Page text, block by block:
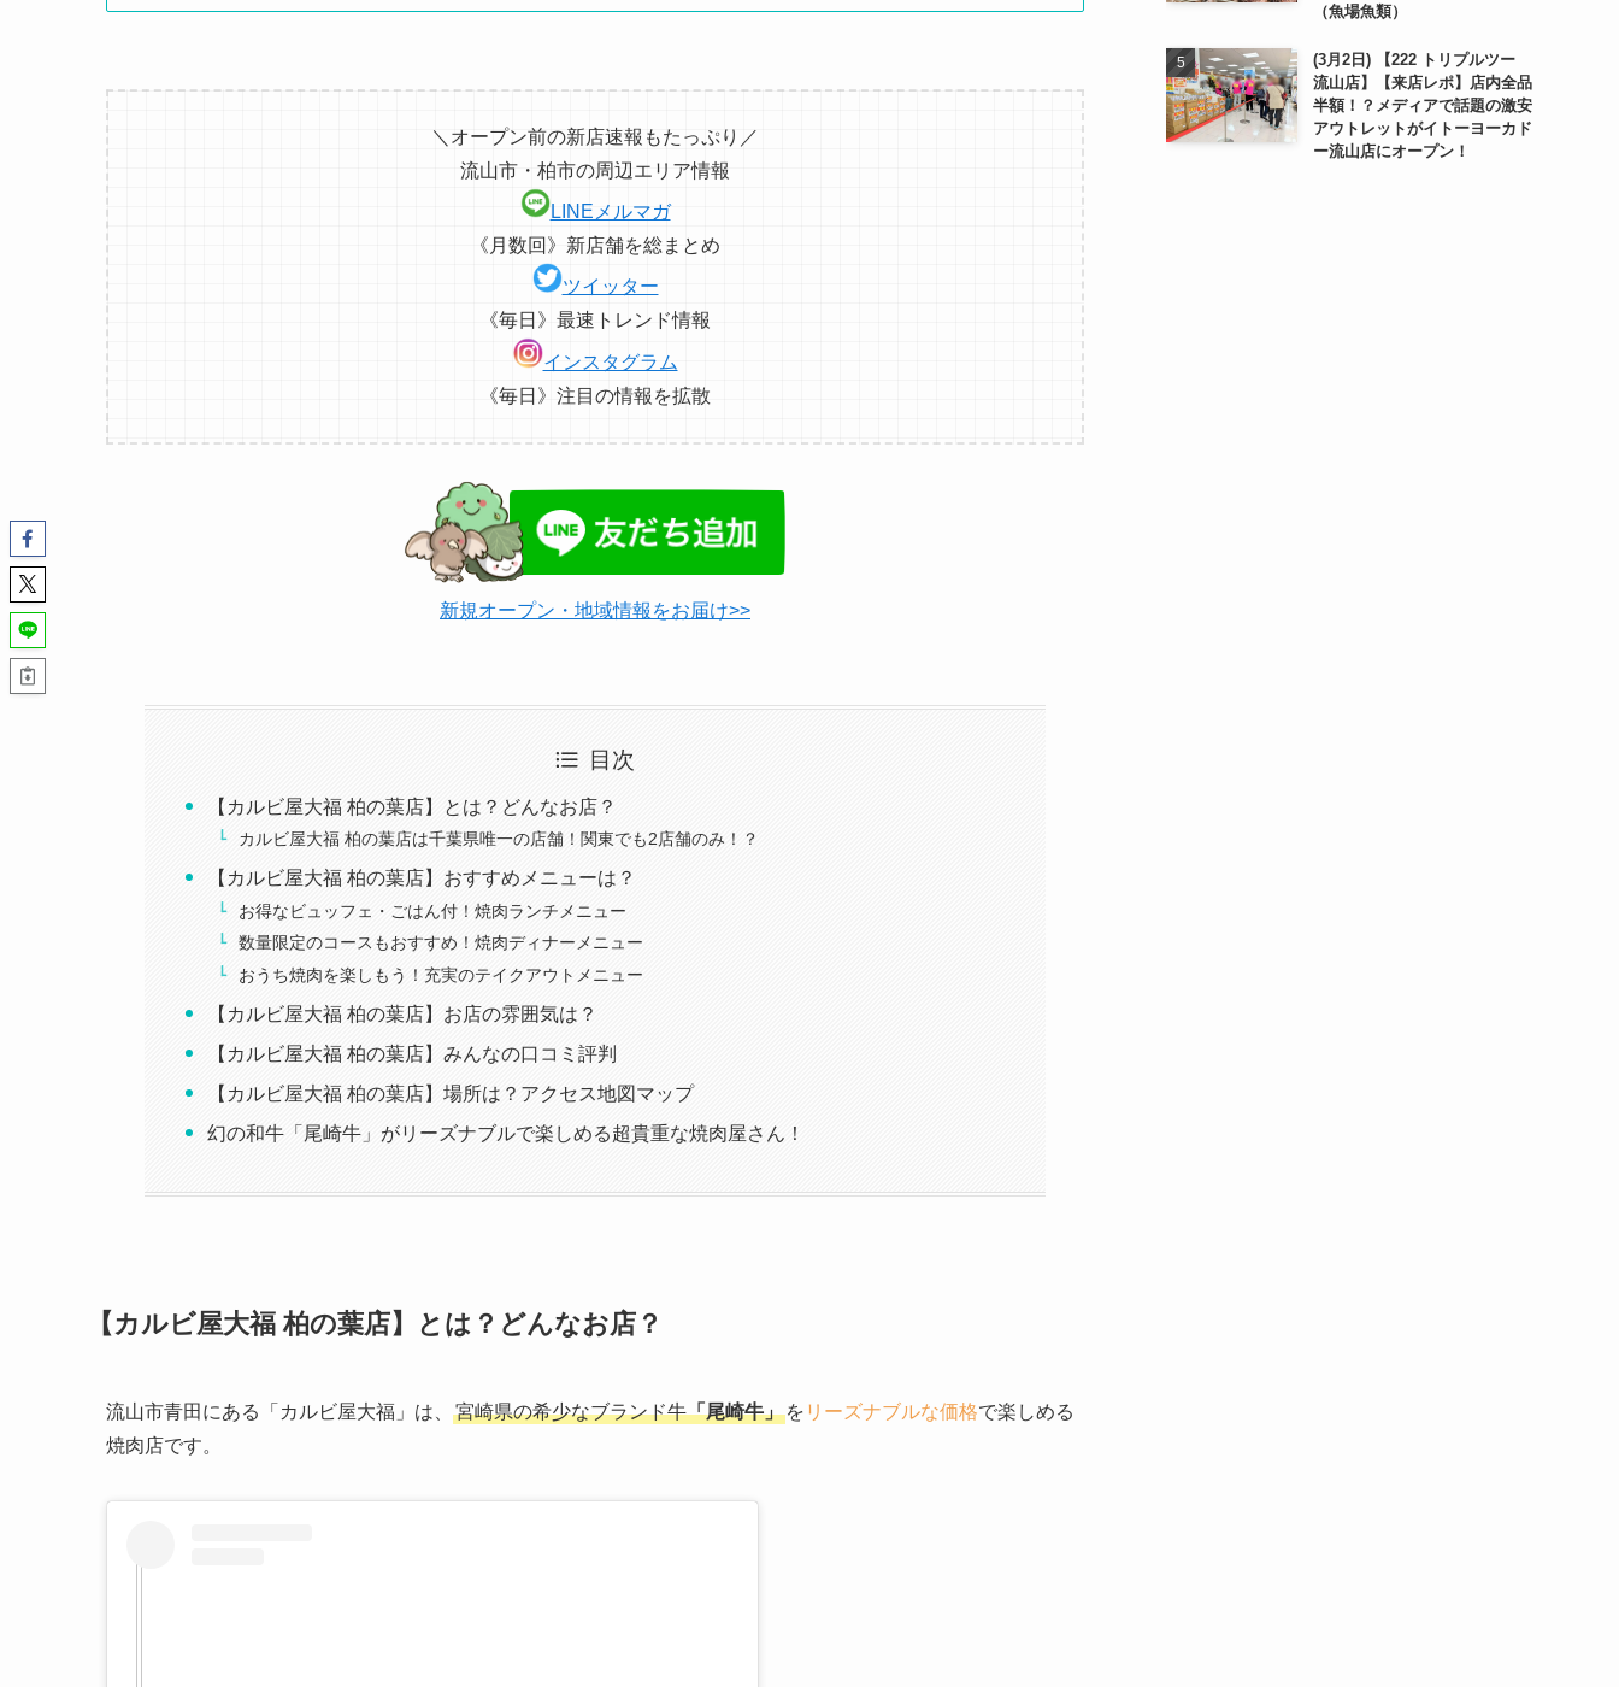
＼オープン前の新店速報もたっぷり／
流山市・柏市の周辺エリア情報
LINEメルマガ
《月数回》新店舗を総まとめ
ツイッター
《毎日》最速トレンド情報
インスタグラム
《毎日》注目の情報を拡散
新規オープン・地域情報をお届け>>
目次
【カルビ屋大福 柏の葉店】とは？どんなお店？
カルビ屋大福 柏の葉店は千葉県唯一の店舗！関東でも2店舗のみ！？
【カルビ屋大福 柏の葉店】おすすめメニューは？
お得なビュッフェ・ごはん付！焼肉ランチメニュー
数量限定のコースもおすすめ！焼肉ディナーメニュー
おうち焼肉を楽しもう！充実のテイクアウトメニュー
【カルビ屋大福 柏の葉店】お店の雰囲気は？
【カルビ屋大福 柏の葉店】みんなの口コミ評判
【カルビ屋大福 柏の葉店】場所は？アクセス地図マップ
幻の和牛「尾崎牛」がリーズナブルで楽しめる超貴重な焼肉屋さん！
【カルビ屋大福 柏の葉店】とは？どんなお店？
流山市青田にある「カルビ屋大福」は、 宮崎県の希少なブランド牛「尾崎牛」 を リーズナブルな価格で楽しめる
焼肉店です。
（魚場魚類）
(3月2日) 【222 トリプルツー
流山店】【来店レポ】店内全品
半額！？メディアで話題の激安
アウトレットがイトーヨーカド
ー流山店にオープン！